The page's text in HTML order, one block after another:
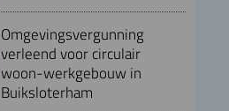
Omgevingsvergunning
verleend voor circulair
woon-werkgebouw in
Buiksloterham